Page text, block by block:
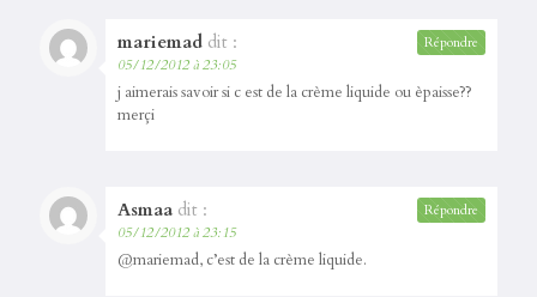
mariemad dit :
05/12/2012 à 23:05
j aimerais savoir si c est de la crème liquide ou èpaisse??
merçi
Répondre
Asmaa dit :
05/12/2012 à 23:15
@mariemad, c’est de la crème liquide.
Répondre